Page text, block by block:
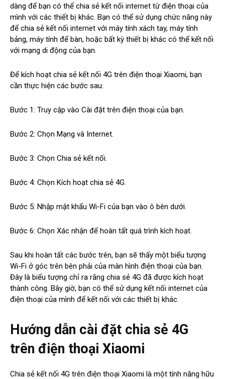
dàng để bạn có thể chia sẻ kết nối internet từ điện thoại của
mình với các thiết bị khác. Bạn có thể sử dụng chức năng này
để chia sẻ kết nối internet với máy tính xách tay, máy tính
bảng, máy tính để bàn, hoặc bất kỳ thiết bị khác có thể kết nối
với mạng di động của bạn.
Để kích hoạt chia sẻ kết nối 4G trên điện thoại Xiaomi, bạn
cần thực hiện các bước sau:
Bước 1: Truy cập vào Cài đặt trên điện thoại của bạn.
Bước 2: Chọn Mạng và Internet.
Bước 3: Chọn Chia sẻ kết nối.
Bước 4: Chọn Kích hoạt chia sẻ 4G.
Bước 5: Nhập mật khẩu Wi-Fi của bạn vào ô bên dưới.
Bước 6: Chọn Xác nhận để hoàn tất quá trình kích hoạt.
Sau khi hoàn tất các bước trên, bạn sẽ thấy một biểu tượng
Wi-Fi ở góc trên bên phải của màn hình điện thoại của bạn.
Đây là biểu tượng chỉ ra rằng chia sẻ 4G đã được kích hoạt
thành công. Bây giờ, bạn có thể sử dụng kết nối internet của
điện thoại của mình để kết nối với các thiết bị khác.
Hướng dẫn cài đặt chia sẻ 4G
trên điện thoại Xiaomi
Chia sẻ kết nối 4G trên điện thoại Xiaomi là một tính năng hữu